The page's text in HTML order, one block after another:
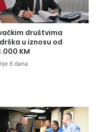
društvima
u iznosu od
KM
6 dana